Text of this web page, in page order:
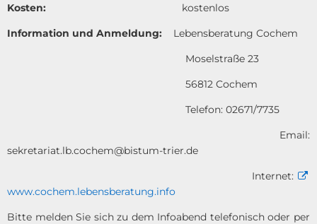
Kosten:
kostenlos
Information und Anmeldung:
Lebensberatung Cochem
Moselstraße 23
56812 Cochem
Telefon: 02671/7735
Email:
sekretariat.lb.cochem@bistum-trier.de
Internet:
www.cochem.lebensberatung.info
Bitte melden Sie sich zu dem Infoabend telefonisch oder per